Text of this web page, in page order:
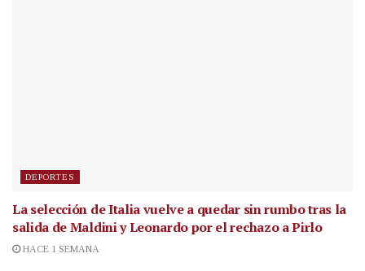
DEPORTES
La selección de Italia vuelve a quedar sin rumbo tras la
salida de Maldini y Leonardo por el rechazo a Pirlo
HACE 1 SEMANA